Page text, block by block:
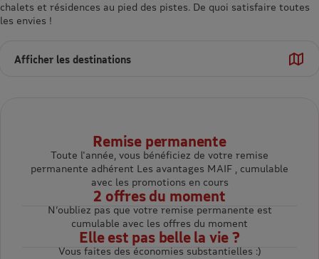
chalets et résidences au pied des pistes. De quoi satisfaire toutes
les envies !
Afficher les destinations
Remise permanente
Toute l'année, vous bénéficiez de votre remise
permanente adhérent Les avantages MAIF , cumulable
avec les promotions en cours
2 offres du moment
N’oubliez pas que votre remise permanente est
cumulable avec les offres du moment
Elle est pas belle la vie ?
Vous faites des économies substantielles :)